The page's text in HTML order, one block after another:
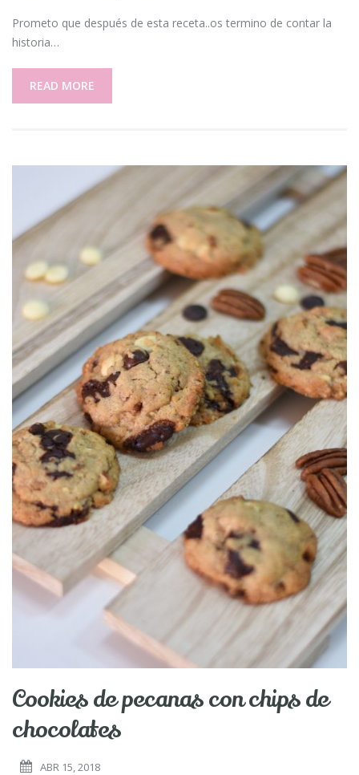
Prometo que después de esta receta..os termino de contar la
historia…
READ MORE
Cookies de pecanas con chips de
chocolates
ABR 15, 2018